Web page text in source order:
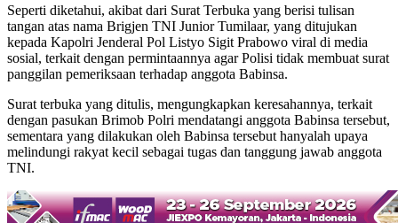
Seperti diketahui, akibat dari Surat Terbuka yang berisi tulisan
tangan atas nama Brigjen TNI Junior Tumilaar, yang ditujukan
kepada Kapolri Jenderal Pol Listyo Sigit Prabowo viral di media
sosial, terkait dengan permintaannya agar Polisi tidak membuat surat
panggilan pemeriksaan terhadap anggota Babinsa.
Surat terbuka yang ditulis, mengungkapkan keresahannya, terkait
dengan pasukan Brimob Polri mendatangi anggota Babinsa tersebut,
sementara yang dilakukan oleh Babinsa tersebut hanyalah upaya
melindungi rakyat kecil sebagai tugas dan tanggung jawab anggota
TNI.